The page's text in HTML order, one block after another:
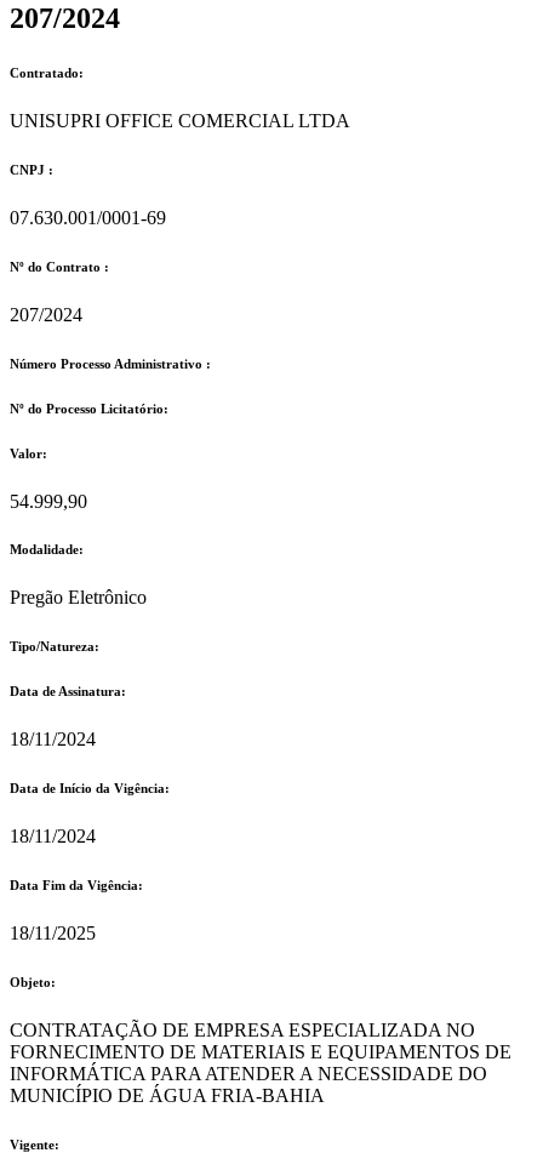
207/2024
Contratado:
UNISUPRI OFFICE COMERCIAL LTDA
CNPJ :
07.630.001/0001-69
Nº do Contrato :
207/2024
Número Processo Administrativo :
Nº do Processo Licitatório:
Valor:
54.999,90
Modalidade:
Pregão Eletrônico
Tipo/Natureza:
Data de Assinatura:
18/11/2024
Data de Início da Vigência:
18/11/2024
Data Fim da Vigência:
18/11/2025
Objeto:
CONTRATAÇÃO DE EMPRESA ESPECIALIZADA NO
FORNECIMENTO DE MATERIAIS E EQUIPAMENTOS DE
INFORMÁTICA PARA ATENDER A NECESSIDADE DO
MUNICÍPIO DE ÁGUA FRIA-BAHIA
Vigente: